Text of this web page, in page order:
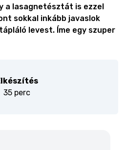
a lasagnetésztát is ezzel
sokkal inkább javaslok
levest. Íme egy szuper
35 perc